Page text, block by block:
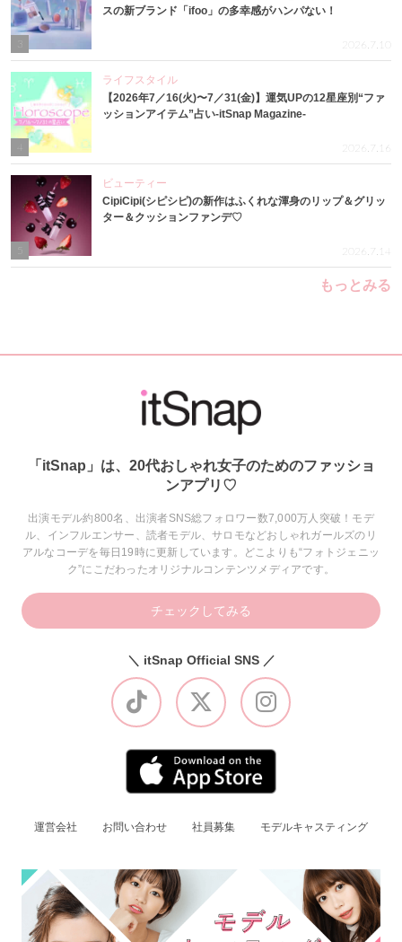
3
スの新ブランド「ifoo」の多幸感がハンパない！
2026.7.10
4
ライフスタイル
【2026年7／16(火)〜7／31(金)】運気UPの12星座別“ファ
ッションアイテム”占い-itSnap Magazine-
2026.7.16
ビューティー
CipiCipi(シピシピ)の新作はふくれな渾身のリップ＆グリッ
ター＆クッションファンデ♡
2026.7.14
もっとみる
「itSnap」は、20代おしゃれ女子のためのファッショ
ンアプリ♡
出演モデル約800名、出演者SNS総フォロワー数7,000万人突破！モデ
ル、インフルエンサー、読者モデル、サロモなどおしゃれガールズのリ
アルなコーデを毎日19時に更新しています。どこよりも“フォトジェニッ
ク”にこだわったオリジナルコンテンツメディアです。
チェックしてみる
＼ itSnap Official SNS ／
運営会社 お問い合わせ 社員募集 モデルキャスティング